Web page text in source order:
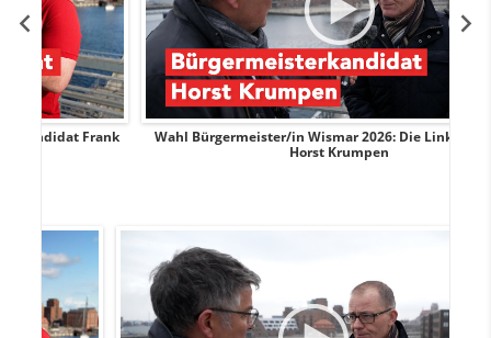
Wahl Bürgermeister/in Wismar 2026: Die Linke-Kandidat
Horst Krumpen